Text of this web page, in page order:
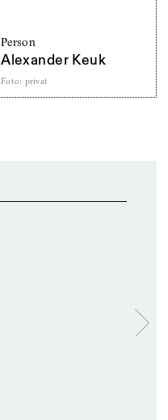
Person
Alexander Keuk
Foto: privat